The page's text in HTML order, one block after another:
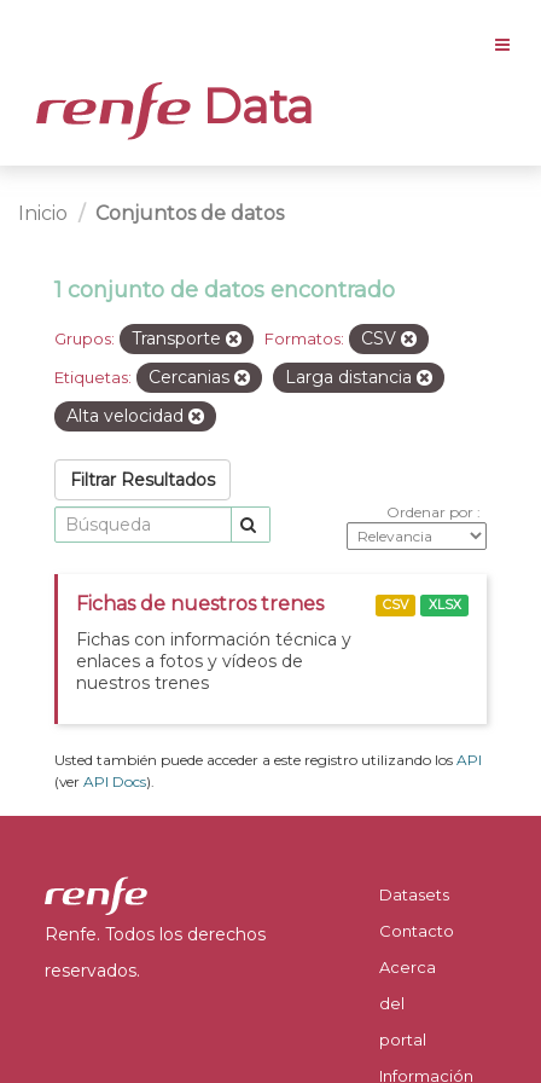
Data
Inicio Conjuntos de datos
1 conjunto de datos encontrado
Grupos: Transporte Formatos: CSV
Etiquetas: Cercanias
Larga distancia
Alta velocidad
Filtrar Resultados
Ordenar por
Fichas de nuestros trenes
Fichas con información técnica y
enlaces a fotos y vídeos de
nuestros trenes
CSV XLSX
Usted también puede acceder a este registro utilizando los API
(ver API Docs).
Renfe. Todos los derechos
reservados.
Datasets
Contacto
Acerca
del
portal
Información